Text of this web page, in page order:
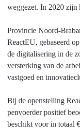
weggezet. In 2020 zijn
Provincie Noord-
ReactEU, gebaseerd op
de digitalisering in de
versterking van de
vastgoed en
Bij de openstelling
penvoerder positief
beschikt voor in totaal